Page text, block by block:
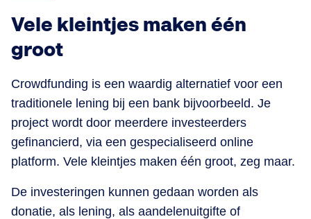
Vele kleintjes maken één
groot
Crowdfunding is een waardig alternatief voor een
traditionele lening bij een bank bijvoorbeeld. Je
project wordt door meerdere investeerders
gefinancierd, via een gespecialiseerd online
platform. Vele kleintjes maken één groot, zeg maar.
De investeringen kunnen gedaan worden als
donatie, als lening, als aandelenuitgifte of